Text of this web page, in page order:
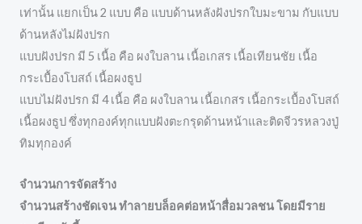
เท่านั้น แยกเป็น 2 แบบ คือ แบบด้านหลังฝังปรกใบมะขาม กับแบบ
ด้านหลังไม่ฝังปรก
แบบฝังปรก มี 5 เนื้อ คือ ผงใบลาน เนื้อเกสร เนื้อเทียนชัย เนื้อ
กระเบื้องโบสถ์ เนื้อผงธูป
แบบไม่ฝังปรก มี 4 เนื้อ คือ ผงใบลาน เนื้อเกสร เนื้อกระเบื้องโบสถ์
เนื้อผงธูป ซึ่งทุกองค์ทุกแบบฝังตะกรุดด้านหน้าและติดจีวรหลวงปู่
ทิมทุกองค์
จำนวนการจัดสร้าง
จำนวนสร้างชัดเจน ทำลายบล็อคต่อหน้าสื่อมวลชน โดยมีราย